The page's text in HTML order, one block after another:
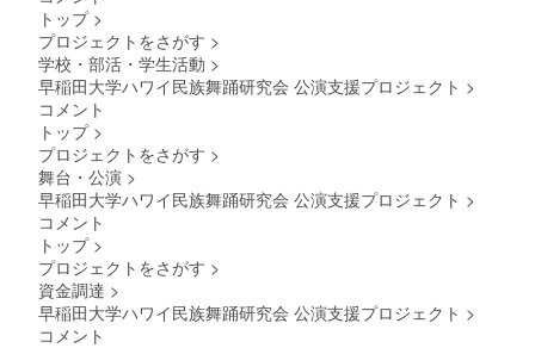
トップ >
プロジェクトをさがす >
学校・部活・学生活動 >
早稲田大学ハワイ民族舞踊研究会 公演支援プロジェクト >
コメント
トップ >
プロジェクトをさがす >
舞台・公演 >
早稲田大学ハワイ民族舞踊研究会 公演支援プロジェクト >
コメント
トップ >
プロジェクトをさがす >
資金調達 >
早稲田大学ハワイ民族舞踊研究会 公演支援プロジェクト >
コメント